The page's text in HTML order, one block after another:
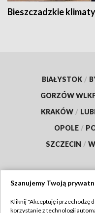
Bieszczadzkie klimaty
BIAŁYSTOK /
GORZÓW
KRAKÓW /
OPOLE /
SZCZECIN /
Szanujemy Twoją
Kliknij "Akceptuję i przechodzę
korzystanie z technologii